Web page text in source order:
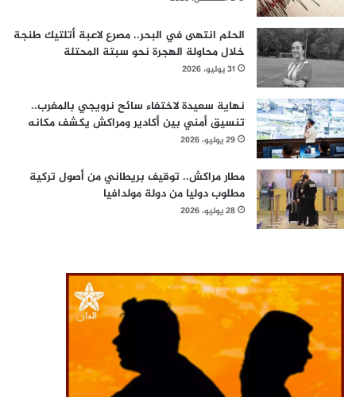
الحلم انتهى في البحر.. مصرع لاعبة أتلتيك طنجة
خلال محاولة الهجرة نحو سبتة المحتلة
31 يوليو، 2026
نهاية سعيدة لاختفاء سائح نرويجي بالمغرب..
تنسيق أمني بين أكادير ومراكش يكشف مكانه
29 يوليو، 2026
مطار مراكش.. توقيف بريطاني من أصول تركية
مطلوب دوليا من دولة مولدافيا
28 يوليو، 2026